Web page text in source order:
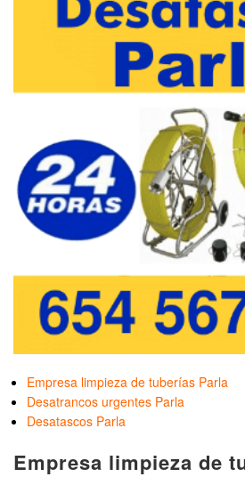
Empresa limpieza de tuberías Parla
Desatrancos urgentes Parla
Desatascos Parla
Empresa limpieza de